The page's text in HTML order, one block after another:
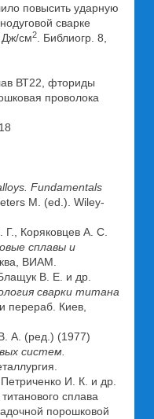
повысить ударную
сварке
Дж/см2
. Библиогр. 8,
ВТ22, фториды
проволока
Fundamentals
M. (ed.). Wiley-
Коряковцев А. С.
сплавы и
ВИАМ.
В. Е. и др.
сварки титана
перераб. Киев,
А. (ред.) (1977)
систем.
И. К. и др.
сплава
порошковой